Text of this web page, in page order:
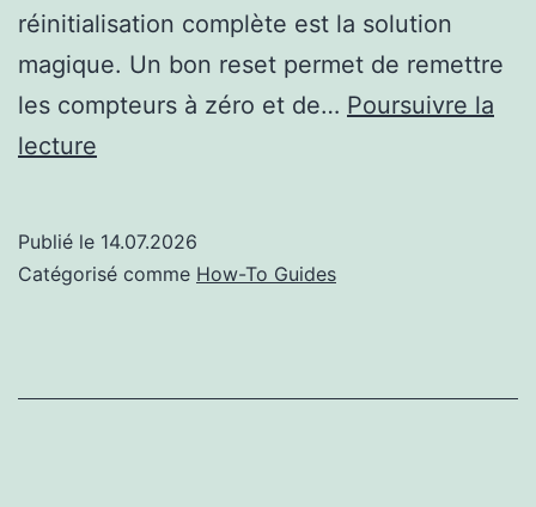
réinitialisation complète est la solution
magique. Un bon reset permet de remettre
les compteurs à zéro et de… Poursuivre la
lecture
AirPods
Publié le 14.07.2026
Catégorisé comme How-To Guides